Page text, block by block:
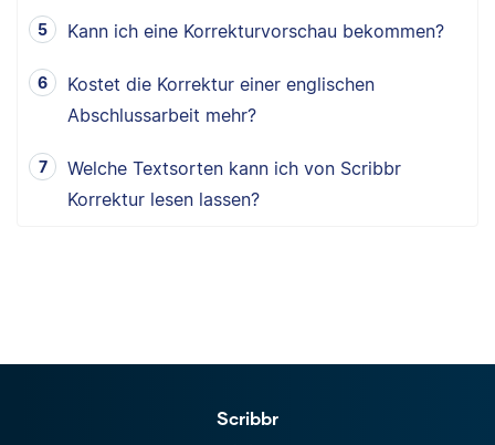
Kann ich eine Korrekturvorschau bekommen?
Kostet die Korrektur einer englischen
Abschlussarbeit mehr?
Welche Textsorten kann ich von Scribbr
Korrektur lesen lassen?
Scribbr